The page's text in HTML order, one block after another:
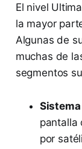
El nivel
la mayor
Algunas de
muchas de
segmentos
pantalla
por